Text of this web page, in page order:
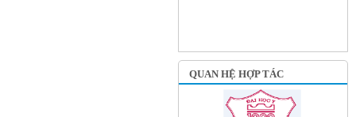
QUAN HỆ HỢP TÁC